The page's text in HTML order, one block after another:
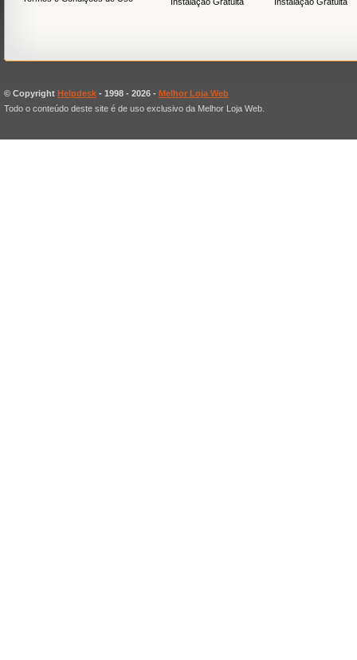
© Copyright Helpdesk - 1998 - 2026 - Melhor Loja Web
Todo o conteúdo deste site é de uso exclusivo da Melhor Loja Web.